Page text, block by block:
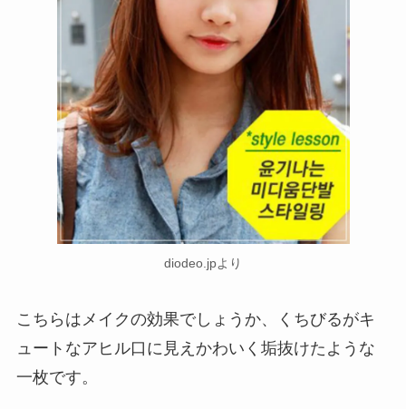
diodeo.jpより
こちらはメイクの効果でしょうか、くちびるがキ
ュートなアヒル口に見えかわいく垢抜けたような
一枚です。